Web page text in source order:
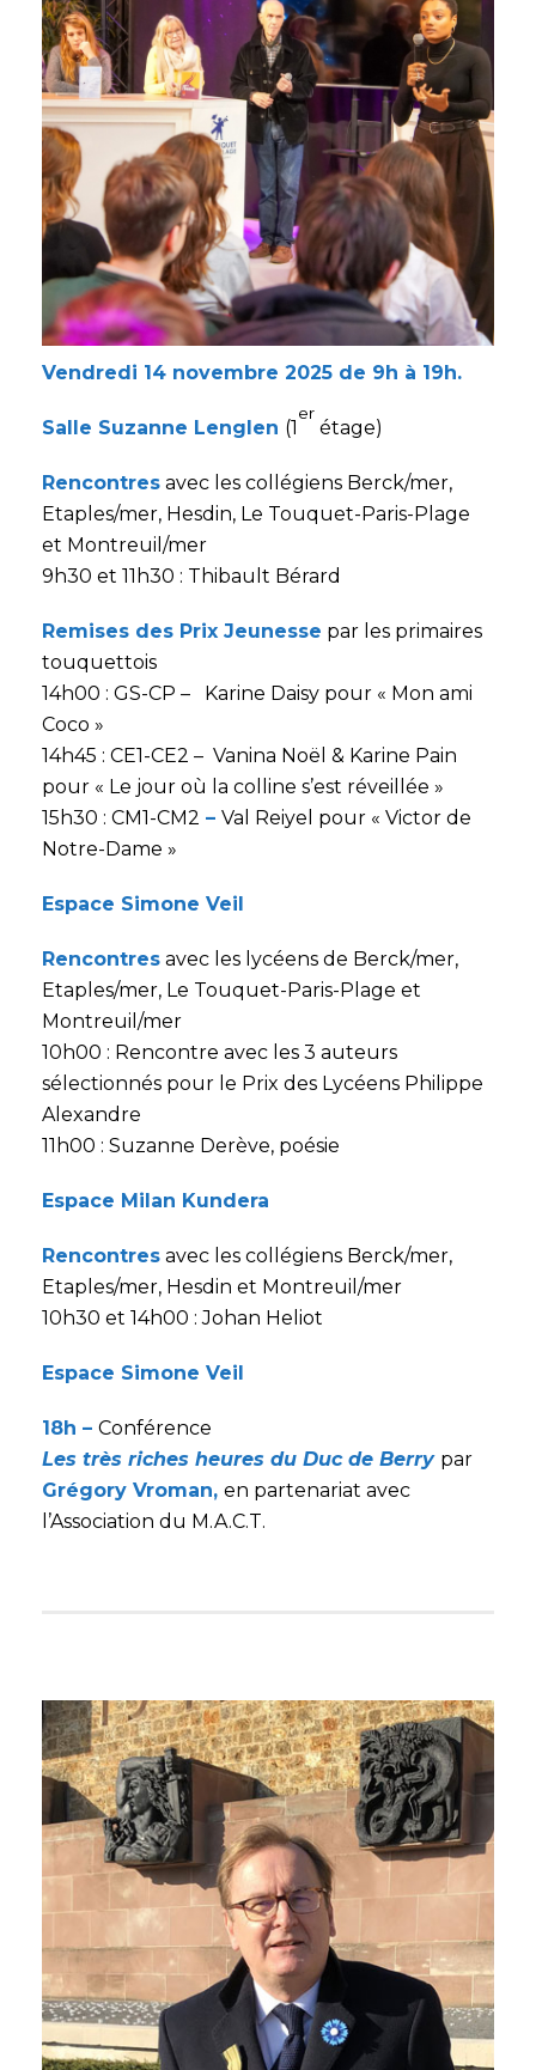
Vendredi 14 novembre 2025 de 9h à 19h.
Salle Suzanne Lenglen (1
er
étage)
Rencontres avec les collégiens Berck/mer,
Etaples/mer, Hesdin, Le Touquet-Paris-Plage
et Montreuil/mer
9h30 et 11h30 : Thibault Bérard
Remises des Prix Jeunesse par les primaires
touquettois
14h00 : GS-CP – Karine Daisy pour « Mon ami
Coco »
14h45 : CE1-CE2 – Vanina Noël & Karine Pain
pour « Le jour où la colline s’est réveillée »
15h30 : CM1-CM2 – Val Reiyel pour « Victor de
Notre-Dame »
Espace Simone Veil
Rencontres avec les lycéens de Berck/mer,
Etaples/mer, Le Touquet-Paris-Plage et
Montreuil/mer
10h00 : Rencontre avec les 3 auteurs
sélectionnés pour le Prix des Lycéens Philippe
Alexandre
11h00 : Suzanne Derève, poésie
Espace Milan Kundera
Rencontres avec les collégiens Berck/mer,
Etaples/mer, Hesdin et Montreuil/mer
10h30 et 14h00 : Johan Heliot
Espace Simone Veil
18h – Conférence
Les très riches heures du Duc de Berry par
Grégory Vroman, en partenariat avec
l’Association du M.A.C.T.